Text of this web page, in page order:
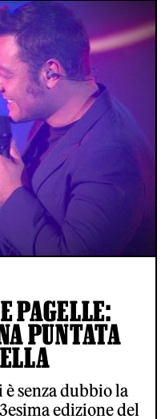
PAGELLE:
PUNTATA
senza dubbio la
edizione del